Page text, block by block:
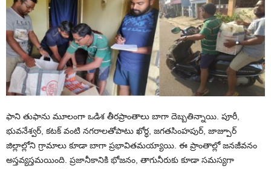
ఫాని తుఫాను మూలంగా ఒడిశ తీరప్రాంతాలు బాగా దెబ్బతిన్నాయి. పూరీ,
భువనేశ్వర్, కటక్ వంటి నగరాలతోపాటు ఖోర్ధ, జగతసింహపుర్, జాజ్పూర్
జిల్లాల్లోని గ్రామాలు కూడా బాగా ప్రభావితమయ్యాయి. ఈ ప్రాంతాల్లో జనజీవనం
అస్తవ్యస్తమయింది. ప్రజానీకానికి భోజనం, తాగునీరుకు కూడా సమస్యగా